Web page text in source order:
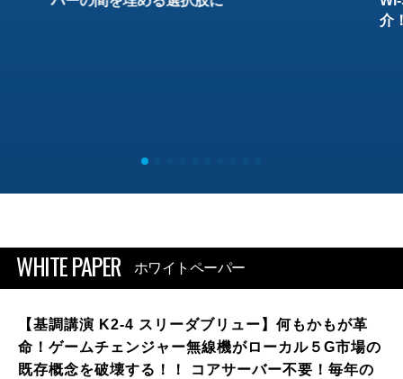
介
WHITE PAPER ホワイトペーパー
【基調講演 K2-4 スリーダブリュー】何もかもが革
命！ゲームチェンジャー無線機がローカル５G市場の
既存概念を破壊する！！ コアサーバー不要！毎年の